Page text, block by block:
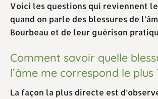
Voici les questions qui reviennent
quand on parle des blessures de
Bourbeau et de leur guérison
Comment savoir quelle
l’âme me correspond le plus
La façon la plus directe est